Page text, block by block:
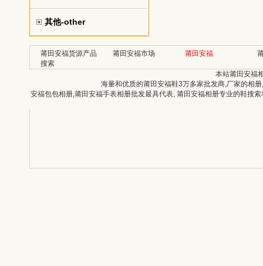
其他-other
莆田安福货源产品
搜索
莆田安福市场 莆田安福
本站莆田安福
海量和优质的莆田安福鞋3万多家批发商,厂家的相
安福包包相册,莆田安福手表相册批发最具代表, 莆田安福相册专业的鞋搜